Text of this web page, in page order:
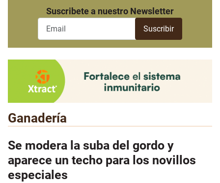
Suscribete a nuestro Newsletter
Ganadería
Se modera la suba del gordo y
aparece un techo para los novillos
especiales